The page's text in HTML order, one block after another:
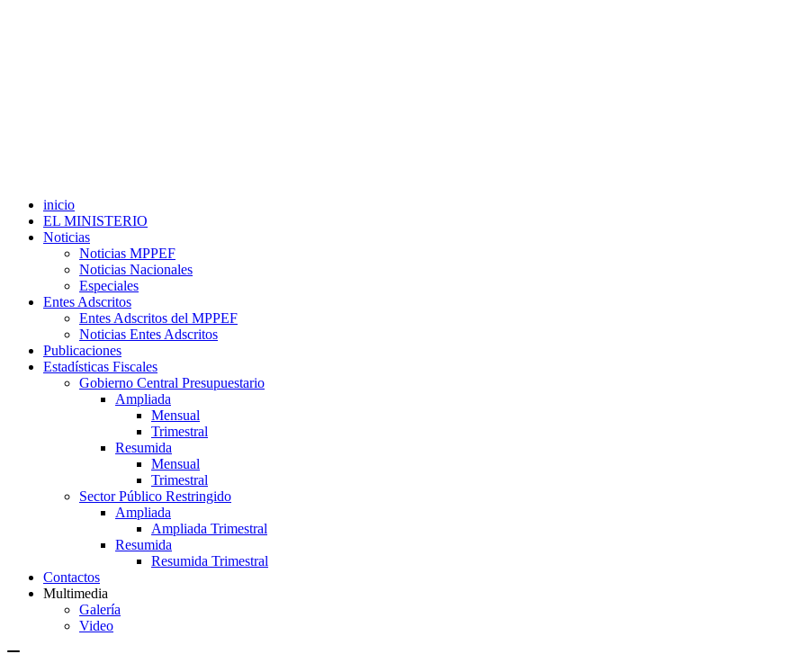
inicio
EL MINISTERIO
Noticias
Noticias MPPEF
Noticias Nacionales
Especiales
Entes Adscritos
Entes Adscritos del MPPEF
Noticias Entes Adscritos
Publicaciones
Estadísticas Fiscales
Gobierno Central Presupuestario
Ampliada
Mensual
Trimestral
Resumida
Mensual
Trimestral
Sector Público Restringido
Ampliada
Ampliada Trimestral
Resumida
Resumida Trimestral
Contactos
Multimedia
Galería
Video